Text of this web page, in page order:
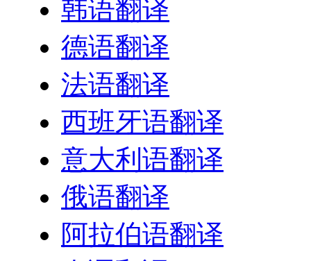
韩语翻译
德语翻译
法语翻译
西班牙语翻译
意大利语翻译
俄语翻译
阿拉伯语翻译